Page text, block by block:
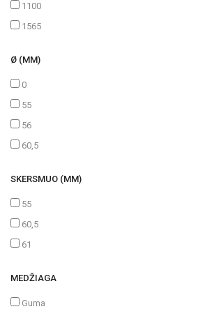
1100
1565
Ø (MM)
0
55
56
60,5
SKERSMUO (MM)
55
60,5
61
MEDŽIAGA
Guma